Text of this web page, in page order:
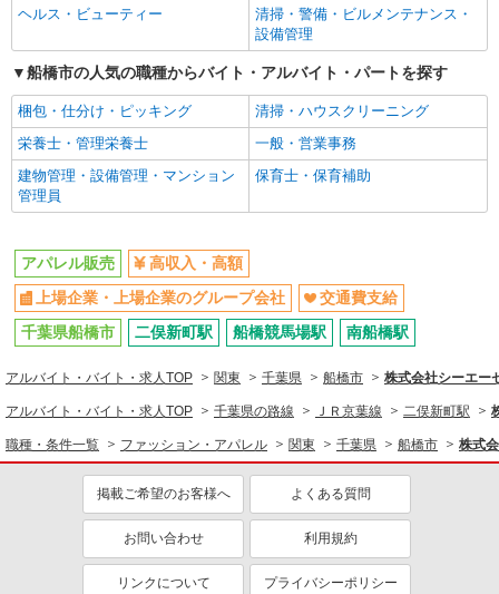
アパレル販売
同じ特徴から求人を探す
上場企業・上場企業のグループ会
社
交通費支給
ヘルス・ビューティー
清掃・警備・ビルメンテナンス・
設備管理
船橋市の人気の職種からバイト・アルバイト・パートを探す
梱包・仕分け・ピッキング
清掃・ハウスクリーニング
栄養士・管理栄養士
一般・営業事務
建物管理・設備管理・マンション
管理員
保育士・保育補助
アパレル販売
高収入・高額
上場企業・上場企業のグループ会社
交通費支給
千葉県船橋市
二俣新町駅 船橋競馬場駅 南船橋駅
アルバイト・バイト・求人TOP 関東 千葉県 船橋市 株式会社シーエー
アルバイト・バイト・求人TOP 千葉県の路線 ＪＲ京葉線 二俣新町駅
職種・条件一覧 ファッション・アパレル 関東 千葉県 船橋市 株式
掲載ご希望のお客様へ よくある質問
お問い合わせ 利用規約
リンクについて プライバシーポリシー